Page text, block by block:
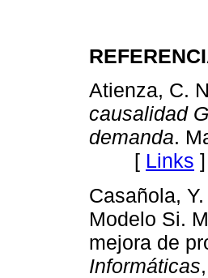
Atienza, C.
causalidad
demanda.
[ Links ]
Casañola,
Modelo Si.
mejora de
Informáticas,